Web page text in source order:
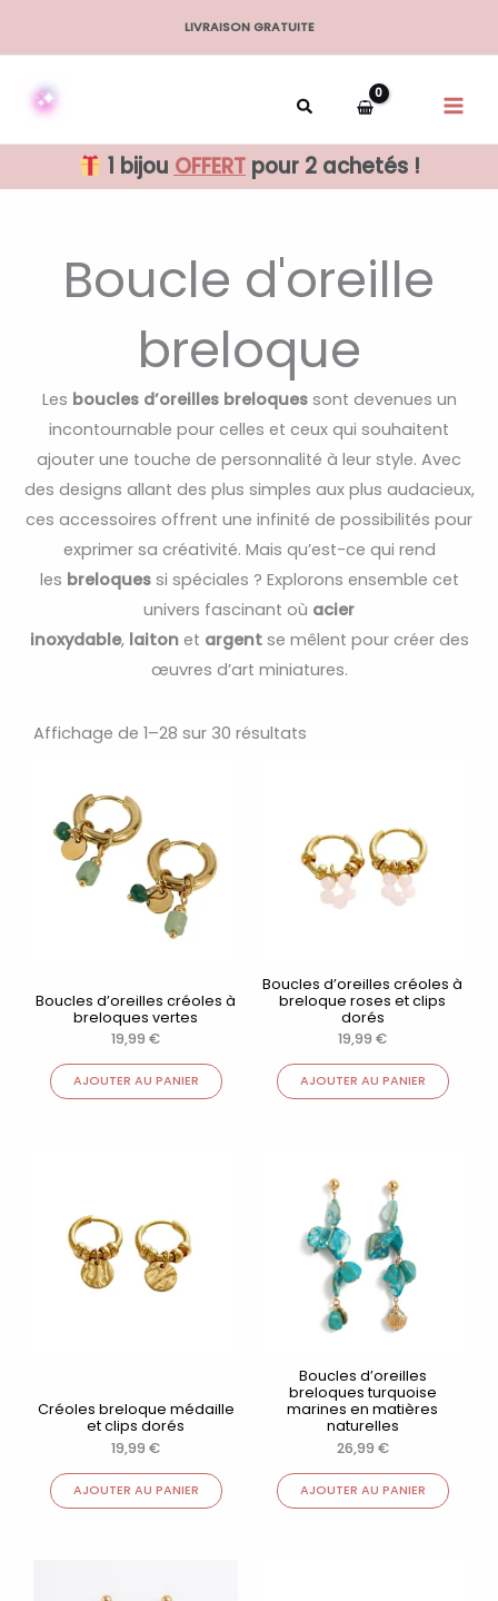
LIVRAISON GRATUITE
1 bijou OFFERTpour 2 achetés !
Boucle d'oreille
breloque
Les boucles d’oreilles breloquessont devenues un
incontournable pour celles et ceux qui souhaitent
ajouter une touche de personnalité à leur style. Avec
des designs allant des plus simples aux plus audacieux,
ces accessoires offrent une infinité de possibilités pour
exprimer sa créativité. Mais qu’est-ce qui rend
les breloquessi spéciales ? Explorons ensemble cet
univers fascinant où acier
inoxydable, laitonet argentse mêlent pour créer des
œuvres d’art miniatures.
Affichage de 1–28 sur 30 résultats
Boucles d’oreilles créoles à
breloques vertes
19,99 €
AJOUTER AU PANIER
Boucles d’oreilles créoles à
breloque roses et clips
dorés
19,99 €
AJOUTER AU PANIER
Créoles breloque médaille
et clips dorés
19,99 €
AJOUTER AU PANIER
Boucles d’oreilles
breloques turquoise
marines en matières
naturelles
26,99 €
AJOUTER AU PANIER